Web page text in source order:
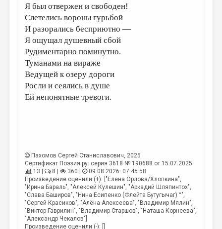
Я был отвержен и свободен!
Слетелись вороны гурьбой
И разорались бесприютно —
Я ощущал душевный сбой
Рудиментарно поминутно.
Туманами на вираже
Ведущей к озеру дороги
Росли и сеялись в душе
Ей непонятные тревоги.
Пахомов Сергей Станиславович, 2025
Сертификат Поэзия.ру: серия 3618 № 190688 от 15.07.2025
13 |
8 | 360 |
09.08.2026. 07:45:58
Произведение оценили (+): ["Елена Орлова/Хлопкина",
"Ирина Бараль", "Алексей Кулешин", "Аркадий Шляпинтох",
"Слава Баширов", "Нина Есипенко (Флейта Бутугычаг) °",
"Сергей Красиков", "Алёна Алексеева", "Владимир Мялин",
"Виктор Гаврилин", "Владимир Старшов", "Наташа Корнеева",
"Александр Чекалов"]
Произведение оценили (-): []